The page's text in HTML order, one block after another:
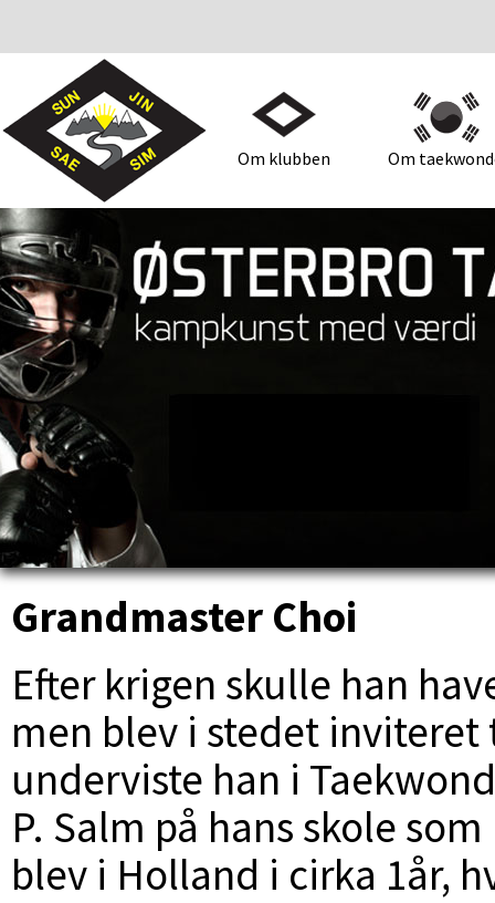
Om klubben Om
Grandmaster Choi
Efter krigen skulle han
men blev i stedet
underviste han i
P. Salm på hans skole
blev i Holland i cirka 1år,